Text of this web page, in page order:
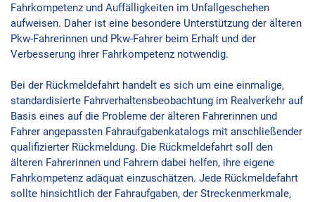
Fahrkompetenz und Auffälligkeiten im Unfallgeschehen
aufweisen. Daher ist eine besondere Unterstützung der älteren
Pkw-Fahrerinnen und Pkw-Fahrer beim Erhalt und der
Verbesserung ihrer Fahrkompetenz notwendig.
Bei der Rückmeldefahrt handelt es sich um eine einmalige,
standardisierte Fahrverhaltensbeobachtung im Realverkehr auf
Basis eines auf die Probleme der älteren Fahrerinnen und
Fahrer angepassten Fahraufgabenkatalogs mit anschließender
qualifizierter Rückmeldung. Die Rückmeldefahrt soll den
älteren Fahrerinnen und Fahrern dabei helfen, ihre eigene
Fahrkompetenz adäquat einzuschätzen. Jede Rückmeldefahrt
sollte hinsichtlich der Fahraufgaben, der Streckenmerkmale,